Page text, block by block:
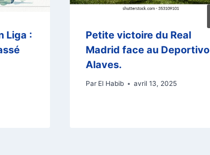
Liga :
Petite victoire du Real
Madrid face au Deportivo
Alaves.
Par El Habib avril 13, 2025